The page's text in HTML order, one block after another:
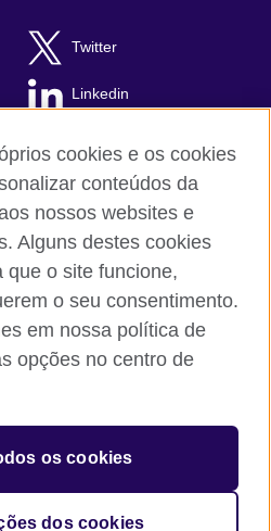
Twitter
Linkedin
de uso
organisation for cultural
cookies e os cookies
conteúdos da
nossos websites e
Alguns destes cookies
que o site funcione,
o seu consentimento.
em nossa política de
opções no centro de
os cookies
dos cookies